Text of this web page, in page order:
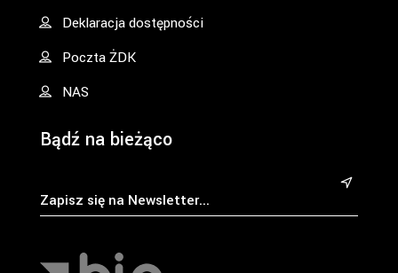
Deklaracja dostępności
Poczta ŻDK
NAS
Bądź na bieżąco
&